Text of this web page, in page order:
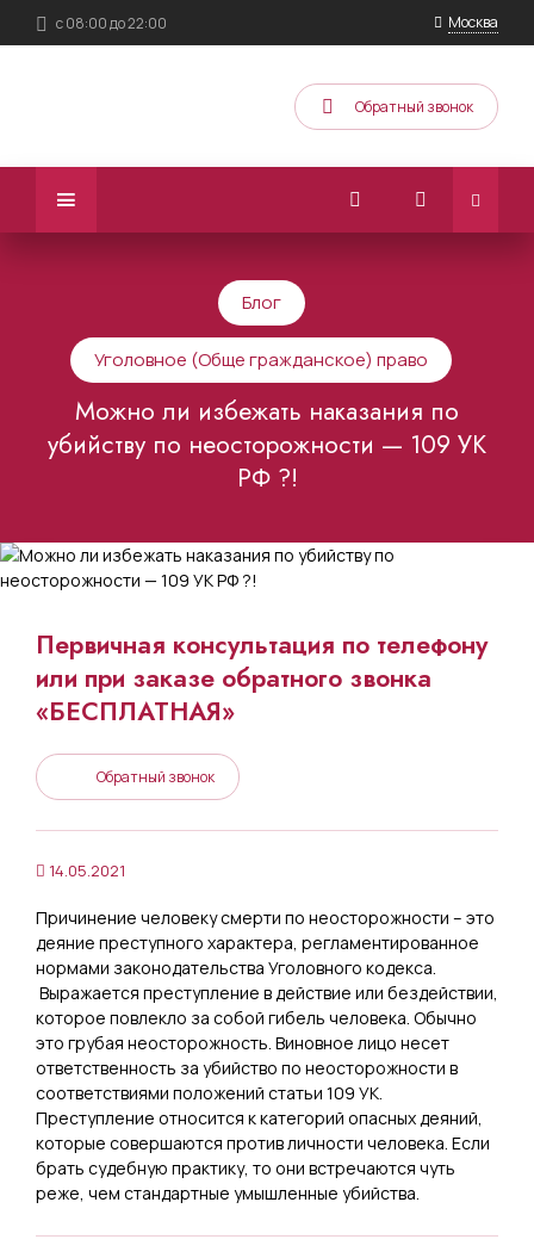
с 08:00 до 22:00 Москва
Обратный звонок
Блог
Уголовное (Обще гражданское) право
Можно ли избежать наказания по
убийству по неосторожности — 109 УК
РФ ?!
Первичная консультация по телефону
или при заказе обратного звонка
«БЕСПЛАТНАЯ»
Обратный звонок
14.05.2021
Причинение человеку смерти по неосторожности – это
деяние преступного характера, регламентированное
нормами законодательства Уголовного кодекса.
Выражается преступление в действие или бездействии,
которое повлекло за собой гибель человека. Обычно
это грубая неосторожность. Виновное лицо несет
ответственность за убийство по неосторожности в
соответствиями положений статьи 109 УК.
Преступление относится к категорий опасных деяний,
которые совершаются против личности человека. Если
брать судебную практику, то они встречаются чуть
реже, чем стандартные умышленные убийства.